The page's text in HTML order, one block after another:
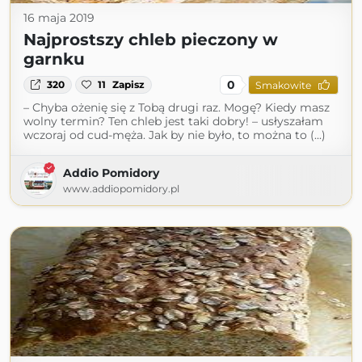
16 maja 2019
Najprostszy chleb pieczony w
garnku
320 11 Zapisz 0 Smakowite
– Chyba ożenię się z Tobą drugi raz. Mogę? Kiedy masz
wolny termin? Ten chleb jest taki dobry! – usłyszałam
wczoraj od cud-męża. Jak by nie było, to można to (...)
Addio Pomidory
www.addiopomidory.pl